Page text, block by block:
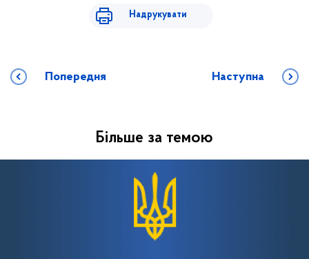
Надрукувати
Попередня Наступна
Більше за темою